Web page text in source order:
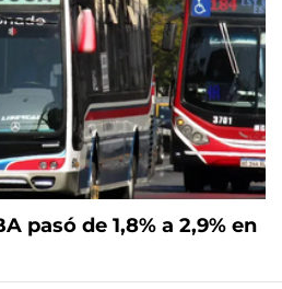
pasó de 1,8% a 2,9% en